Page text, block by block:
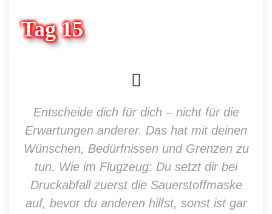
Tag 15
Entscheide dich für dich – nicht für die
Erwartungen anderer. Das hat mit deinen
Wünschen, Bedürfnissen und Grenzen zu
tun. Wie im Flugzeug: Du setzt dir bei
Druckabfall zuerst die Sauerstoffmaske
auf, bevor du anderen hilfst, sonst ist gar